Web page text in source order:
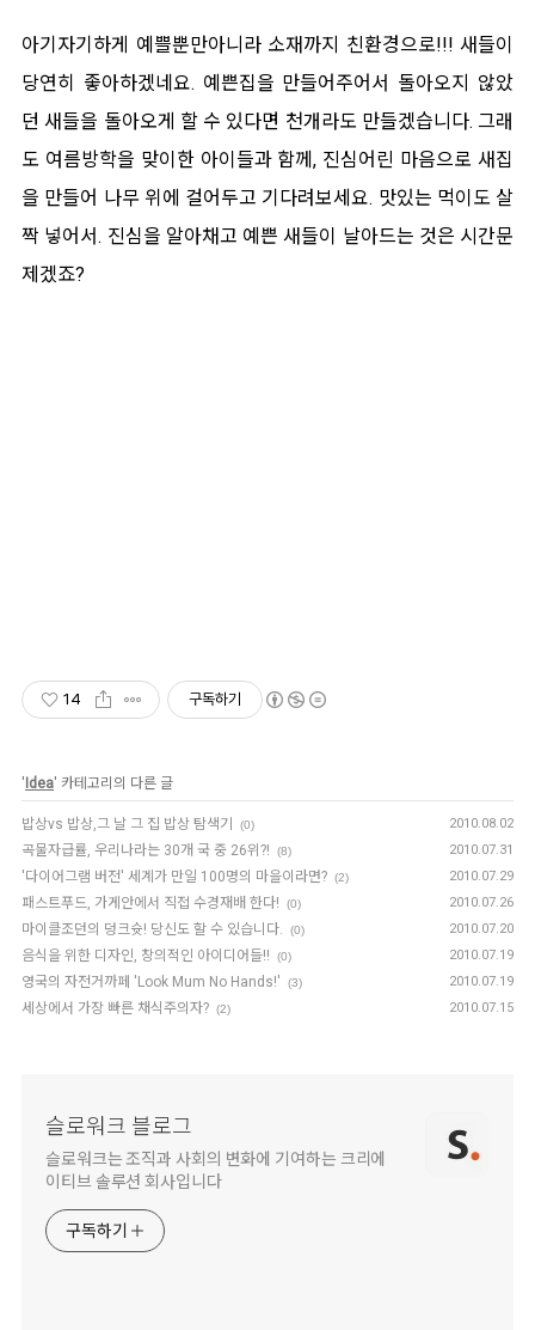
아기자기하게 예쁠뿐만아니라 소재까지 친환경으로!!! 새들이
당연히 좋아하겠네요. 예쁜집을 만들어주어서 돌아오지 않았
던 새들을 돌아오게 할 수 있다면 천개라도 만들겠습니다. 그래
도 여름방학을 맞이한 아이들과 함께, 진심어린 마음으로 새집
을 만들어 나무 위에 걸어두고 기다려보세요. 맛있는 먹이도 살
짝 넣어서. 진심을 알아채고 예쁜 새들이 날아드는 것은 시간문
제겠죠?
14 구독하기
'Idea' 카테고리의 다른 글
밥상vs 밥상,그 날 그 집 밥상 탐색기 (0) 2010.08.02
곡물자급률, 우리나라는 30개 국 중 26위?! (8) 2010.07.31
'다이어그램 버전' 세계가 만일 100명의 마을이라면? (2) 2010.07.29
패스트푸드, 가게안에서 직접 수경재배 한다! (0) 2010.07.26
마이클조던의 덩크슛! 당신도 할 수 있습니다. (0) 2010.07.20
음식을 위한 디자인, 창의적인 아이디어들!! (0) 2010.07.19
영국의 자전거까페 'Look Mum No Hands!' (3) 2010.07.19
세상에서 가장 빠른 채식주의자? (2) 2010.07.15
슬로워크 블로그
슬로워크는 조직과 사회의 변화에 기여하는 크리에
이티브 솔루션 회사입니다
구독하기